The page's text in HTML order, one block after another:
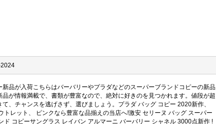
新品が入荷こちらはバーバリーやプラダなどのスーパーブランドコピーの新品
品が情報満載で、書類が豊富なので、絶対に好きのを見つかれます。値段が超
、チャンスを逃げさず、選びましょう。プラダ バッグ コピー 2020新作、
トレット、 ピンクなら豊富な品揃えの当店へ!激安 セリーヌ バッグ スーパー
コピーサングラス レイバン アルマーニ バーバリー シャネル 3000点新作 !